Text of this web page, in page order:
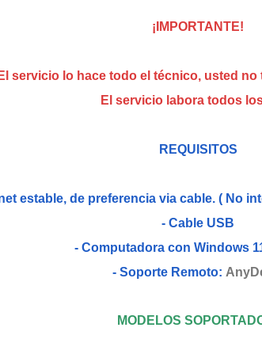
¡IMPORTANTE!
El servicio lo hace todo el técnico, usted no
El servicio labora todos
REQUISITOS
estable, de preferencia via cable. ( No
- Cable USB
- Computadora con Windows
- Soporte Remoto:
MODELOS